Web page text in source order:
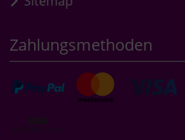
Zahlungsmethoden